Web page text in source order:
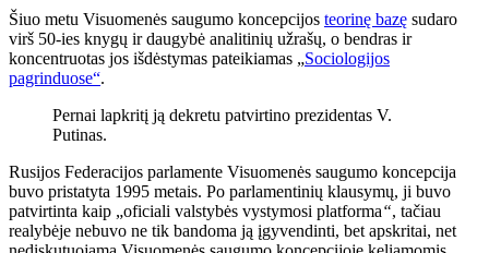
Šiuo metu Visuomenės saugumo koncepcijos teorinę bazę sudaro
virš 50-ies knygų ir daugybė analitinių užrašų, o bendras ir
koncentruotas jos išdėstymas pateikiamas „Sociologijos
pagrinduose“.
Pernai lapkritį ją dekretu patvirtino prezidentas V.
Putinas.
Rusijos Federacijos parlamente Visuomenės saugumo koncepcija
buvo pristatyta 1995 metais. Po parlamentinių klausymų, ji buvo
patvirtinta kaip „oficiali valstybės vystymosi platforma“, tačiau
realybėje nebuvo ne tik bandoma ją įgyvendinti, bet apskritai, net